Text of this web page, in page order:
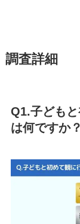
調査詳細
Q1.子ども
は何ですか？